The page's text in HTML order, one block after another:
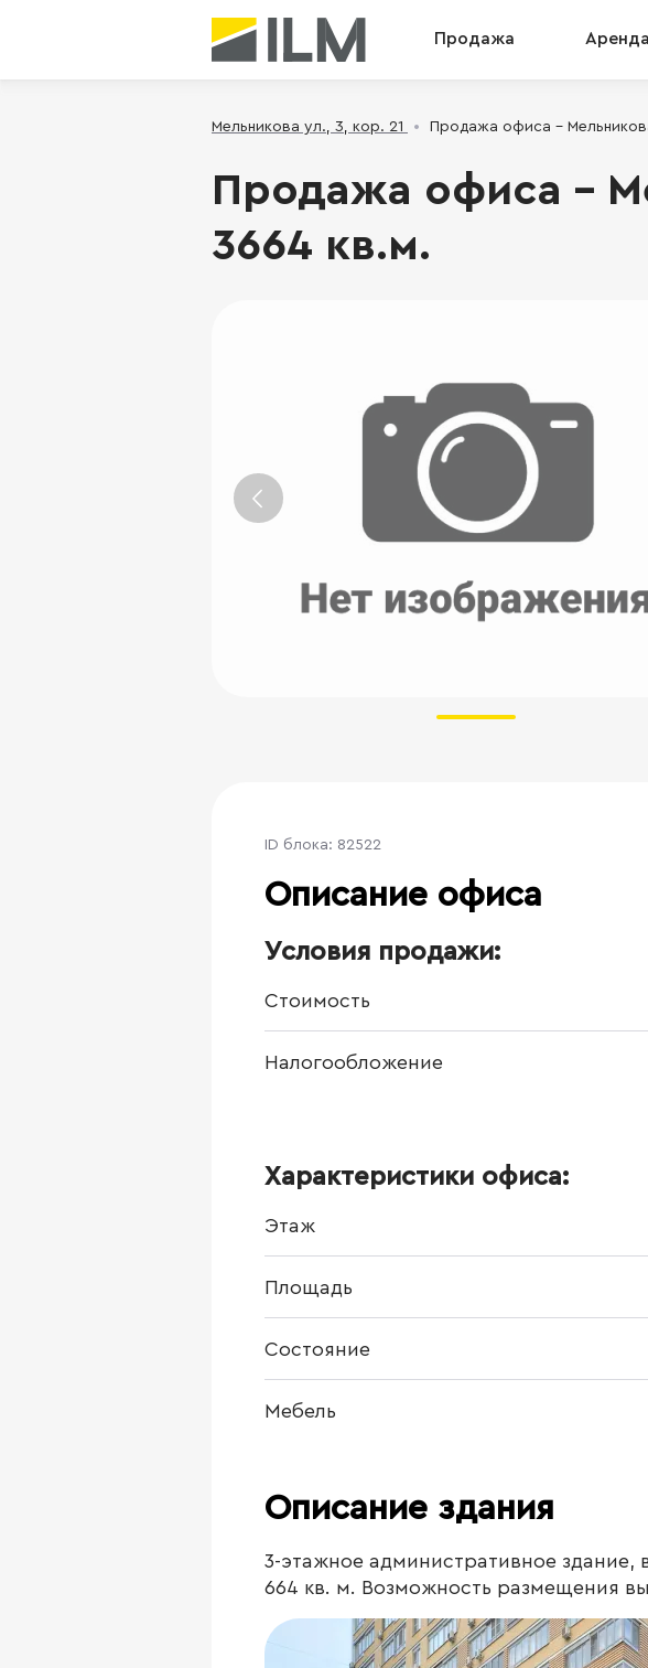
Продажа Аренда
Мельникова ул., 3, кор. 21 Продажа офиса -
Продажа офиса -
3664 кв.м.
ID блока: 82522
Описание офиса
Условия продажи:
Стоимость
Налогообложение
Характеристики офиса:
Этаж
Площадь
Состояние
Мебель
Описание здания
3-этажное административное
664 кв. м. Возможность размещения